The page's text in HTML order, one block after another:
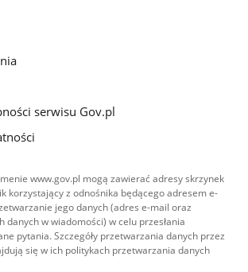
serwisu Gov.pl
www.gov.pl mogą zawierać adresy skrzynek
korzystający z odnośnika będącego adresem e-
jego danych (adres e-mail oraz
danych w wiadomości) w celu przesłania
pytania. Szczegóły przetwarzania danych przez
się w ich politykach przetwarzania danych